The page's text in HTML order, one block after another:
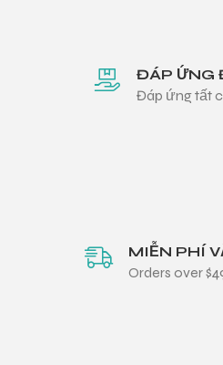
ĐÁP ỨNG
Đáp ứng tất
MIỄN PHÍ
Orders over